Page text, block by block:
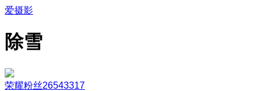
爱摄影
除雪
荣耀粉丝26543317